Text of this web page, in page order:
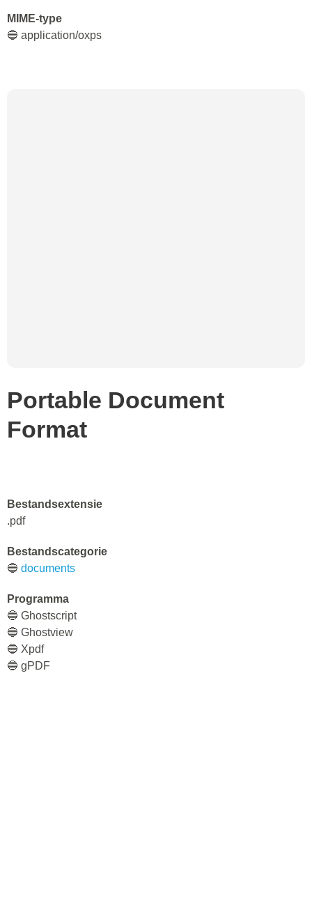
MIME-type
🔵 application/oxps
Portable Document
Format
Bestandsextensie
.pdf
Bestandscategorie
🔵 documents
Programma
🔵 Ghostscript
🔵 Ghostview
🔵 Xpdf
🔵 gPDF